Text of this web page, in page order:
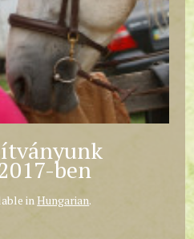
ben
inHungarian.